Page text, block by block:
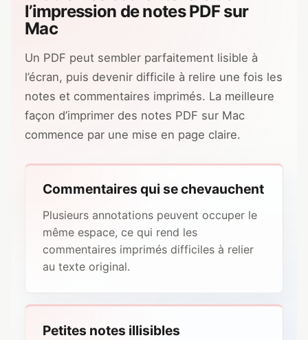
l’impression de notes PDF sur
Mac
Un PDF peut sembler parfaitement lisible à
l’écran, puis devenir difficile à relire une fois les
notes et commentaires imprimés. La meilleure
façon d’imprimer des notes PDF sur Mac
commence par une mise en page claire.
Commentaires qui se chevauchent
Plusieurs annotations peuvent occuper le
même espace, ce qui rend les
commentaires imprimés difficiles à relier
au texte original.
Petites notes illisibles